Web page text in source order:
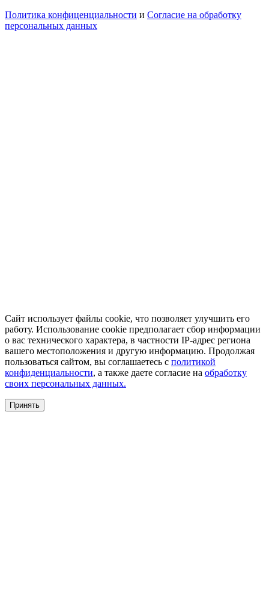
Политика конфиценциальности и Согласие на обработку
персональных данных
Сайт использует файлы cookie, что позволяет улучшить его
работу. Использование cookie предполагает сбор информации
о вас технического характера, в частности IP-адрес региона
вашего местоположения и другую информацию. Продолжая
пользоваться сайтом, вы соглашаетесь с политикой
конфиденциальности, а также даете согласие на обработку
своих персональных данных.
Принять